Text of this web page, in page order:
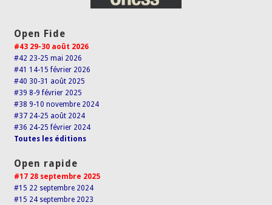
Open Fide
#43 29-30 août 2026
#42 23-25 mai 2026
#41 14-15 février 2026
#40 30-31 août 2025
#39 8-9 février 2025
#38 9-10 novembre 2024
#37 24-25 août 2024
#36 24-25 février 2024
Toutes les éditions
Open rapide
#17 28 septembre 2025
#15 22 septembre 2024
#15 24 septembre 2023